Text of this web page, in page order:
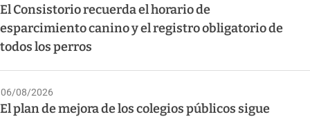
El Consistorio recuerda el horario de
esparcimiento canino y el registro obligatorio de
todos los perros
06/08/2026
El plan de mejora de los colegios públicos sigue